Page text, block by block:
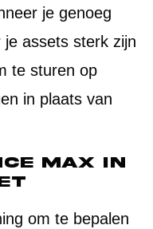
je genoeg
assets sterk zijn
te sturen op
in plaats van
Max in
om te bepalen